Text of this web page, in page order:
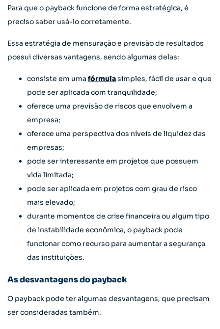
Para que o payback funcione de forma estratégica, é
preciso saber usá-lo corretamente.
Essa estratégia de mensuração e previsão de resultados
possui diversas vantagens, sendo algumas delas:
consiste em uma fórmulasimples, fácil de usar e que
pode ser aplicada com tranquilidade;
oferece uma previsão de riscos que envolvem a
empresa;
oferece uma perspectiva dos níveis de liquidez das
empresas;
pode ser interessante em projetos que possuem
vida limitada;
pode ser aplicada em projetos com grau de risco
mais elevado;
durante momentos de crise financeira ou algum tipo
de instabilidade econômica, o payback pode
funcionar como recurso para aumentar a segurança
das instituições.
As desvantagens do payback
O payback pode ter algumas desvantagens, que precisam
ser consideradas também.